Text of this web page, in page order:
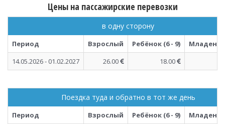
Цены на пассажирские перевозки
в одну сторону
Период Взрослый Ребёнок (6 - 9)
Младенец
14.05.2026 - 01.02.2027
26.00 18.00
Поездка туда и обратно в тот же день
Период Взрослый Ребёнок (6 - 9)
Младенец